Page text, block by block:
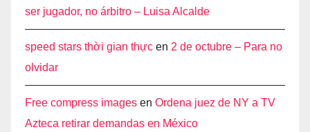
ser jugador, no árbitro – Luisa Alcalde
speed stars thời gian thực en 2 de octubre – Para no
olvidar
Free compress images en Ordena juez de NY a TV
Azteca retirar demandas en México